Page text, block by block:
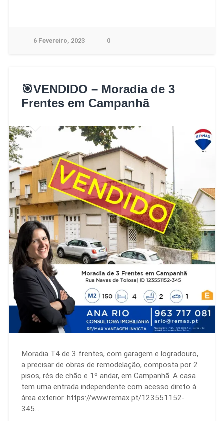
6 Fevereiro, 2023 0
🎯VENDIDO – Moradia de 3
Frentes em Campanhã
Moradia T4 de 3 frentes, com garagem e logradouro,
a precisar de obras de remodelação, composta por 2
pisos, rés de chão e 1º andar, em Campanhã. A casa
tem uma entrada independente com acesso direto à
área exterior. https://www.remax.pt/123551152-
345…